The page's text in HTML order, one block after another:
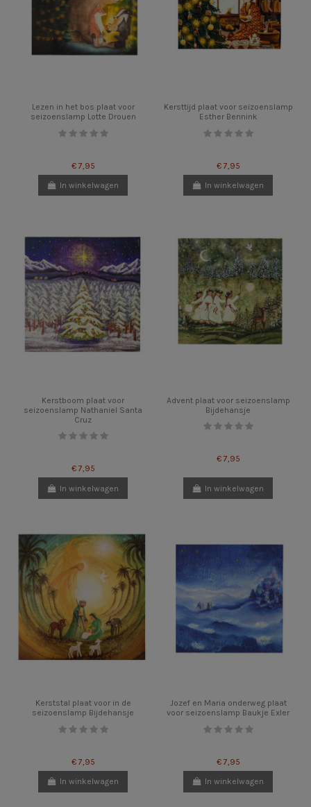
Lezen in het bos plaat voor
seizoenslamp Lotte Drouen
€ 7,95
In winkelwagen
Kersttijd plaat voor seizoenslamp
Esther Bennink
€ 7,95
In winkelwagen
Kerstboom plaat voor
seizoenslamp Nathaniel Santa
Cruz
€ 7,95
In winkelwagen
Advent plaat voor seizoenslamp
Bijdehansje
€ 7,95
In winkelwagen
Kerststal plaat voor in de
seizoenslamp Bijdehansje
€ 7,95
In winkelwagen
Jozef en Maria onderweg plaat
voor seizoenslamp Baukje Exler
€ 7,95
In winkelwagen